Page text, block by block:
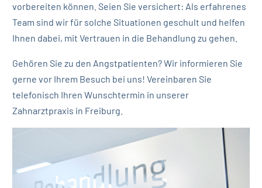
vorbereiten können. Seien Sie versichert: Als erfahrenes
Team sind wir für solche Situationen geschult und helfen
Ihnen dabei, mit Vertrauen in die Behandlung zu gehen.
Gehören Sie zu den Angstpatienten? Wir informieren Sie
gerne vor Ihrem Besuch bei uns! Vereinbaren Sie
telefonisch Ihren Wunschtermin in unserer
Zahnarztpraxis in Freiburg.